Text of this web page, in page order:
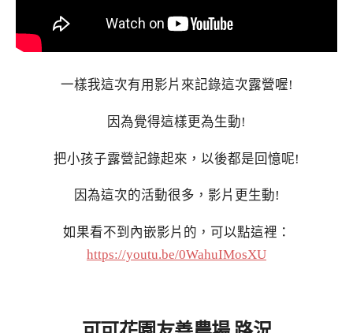
一樣我這次有用影片來記錄這次露營喔!
因為覺得這樣更為生動!
把小孩子露營記錄起來，以後都是回憶呢!
因為這次的活動很多，影片更生動!
如果看不到內嵌影片的，可以點這裡：
https://youtu.be/0WahuIMosXU